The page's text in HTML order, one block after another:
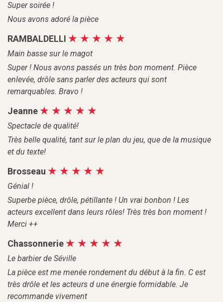
Super soirée !
Nous avons adoré la pièce
RAMBALDELLI
Main basse sur le magot
Super ! Nous avons passés un très bon moment. Pièce
enlevée, drôle sans parler des acteurs qui sont
remarquables. Bravo !
Jeanne
Spectacle de qualité!
Très belle qualité, tant sur le plan du jeu, que de la musique
et du texte!
Brosseau
Génial !
Superbe pièce, drôle, pétillante ! Un vrai bonbon ! Les
acteurs excellent dans leurs rôles! Très très bon moment !
Merci ++
Chassonnerie
Le barbier de Séville
La pièce est me menée rondement du début à la fin. C est
très drôle et les acteurs d une énergie formidable. Je
recommande vivement